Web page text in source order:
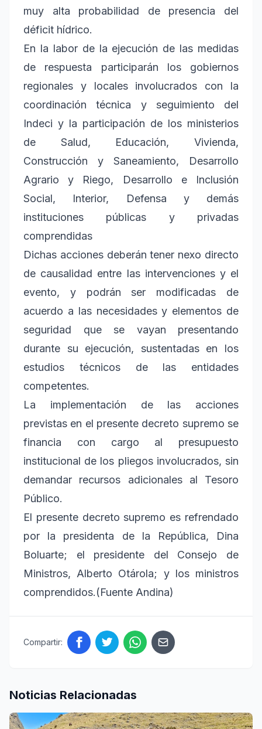
muy alta probabilidad de presencia del
déficit hídrico.
En la labor de la ejecución de las medidas
de respuesta participarán los gobiernos
regionales y locales involucrados con la
coordinación técnica y seguimiento del
Indeci y la participación de los ministerios
de Salud, Educación, Vivienda,
Construcción y Saneamiento, Desarrollo
Agrario y Riego, Desarrollo e Inclusión
Social, Interior, Defensa y demás
instituciones públicas y privadas
comprendidas
Dichas acciones deberán tener nexo directo
de causalidad entre las intervenciones y el
evento, y podrán ser modificadas de
acuerdo a las necesidades y elementos de
seguridad que se vayan presentando
durante su ejecución, sustentadas en los
estudios técnicos de las entidades
competentes.
La implementación de las acciones
previstas en el presente decreto supremo se
financia con cargo al presupuesto
institucional de los pliegos involucrados, sin
demandar recursos adicionales al Tesoro
Público.
El presente decreto supremo es refrendado
por la presidenta de la República, Dina
Boluarte; el presidente del Consejo de
Ministros, Alberto Otárola; y los ministros
comprendidos.(Fuente Andina)
Compartir:
Noticias Relacionadas